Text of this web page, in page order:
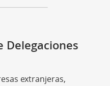
Delegaciones
extranjeras,